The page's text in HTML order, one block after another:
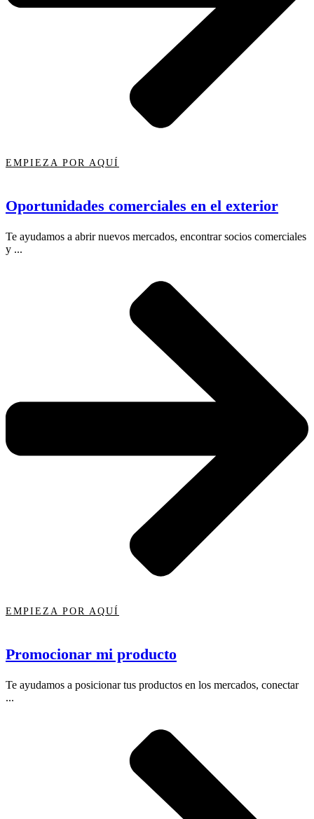
EMPIEZA POR AQUÍ
Oportunidades comerciales en el exterior
Te ayudamos a abrir nuevos mercados, encontrar socios comerciales
y ...
EMPIEZA POR AQUÍ
Promocionar mi producto
Te ayudamos a posicionar tus productos en los mercados, conectar
...